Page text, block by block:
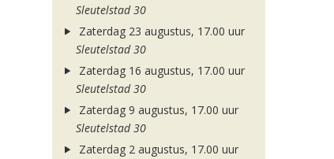
Sleutelstad 30
Zaterdag 23 augustus, 17.00 uur
Sleutelstad 30
Zaterdag 16 augustus, 17.00 uur
Sleutelstad 30
Zaterdag 9 augustus, 17.00 uur
Sleutelstad 30
Zaterdag 2 augustus, 17.00 uur